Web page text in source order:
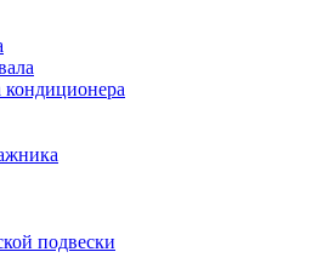
кондиционера
подвески